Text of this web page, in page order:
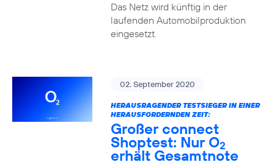
Das Netz wird künftig in der
laufenden Automobilproduktion
eingesetzt.
02. September 2020
HERAUSRAGENDER TESTSIEGER IN EINER
HERAUSFORDERNDEN ZEIT:
Großer connect
Shoptest: Nur O2
erhält Gesamtnote